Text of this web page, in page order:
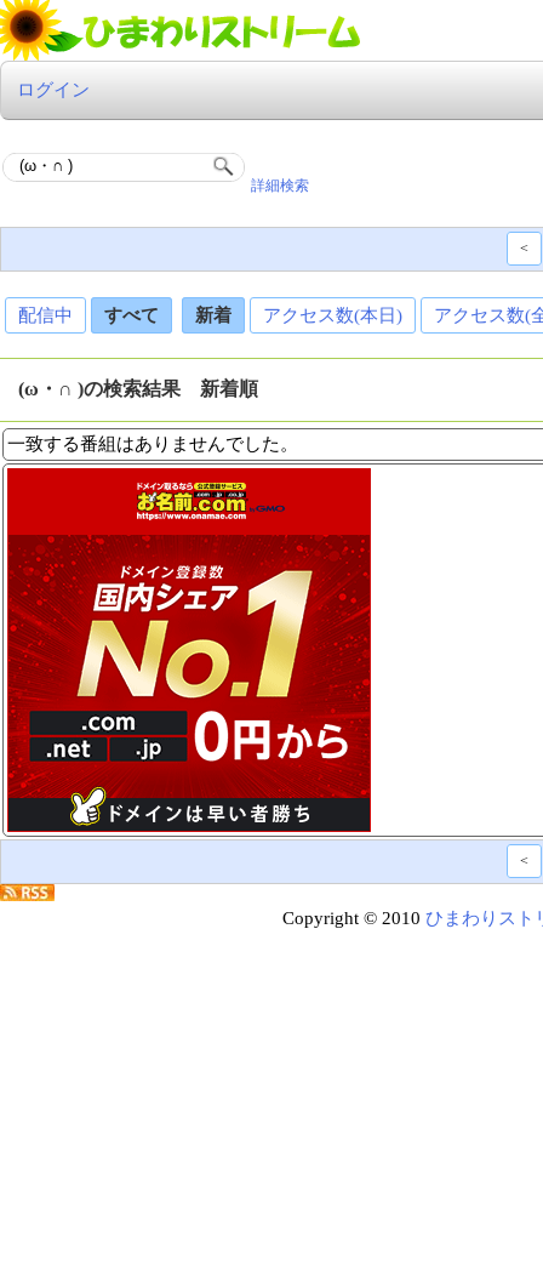
ログイン
詳細検索
<
配信中 すべて 新着 アクセス数(本日) アクセス数(
(ω・∩ )の検索結果 新着順
一致する番組はありませんでした。
<
Copyright © 2010 ひまわりスト